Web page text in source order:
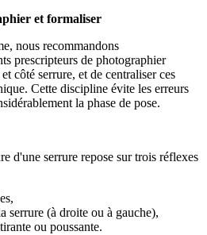
et formaliser
nous recommandons
prescripteurs de photographier
côté serrure, et de centraliser ces
Cette discipline évite les erreurs
la phase de pose.
d'une serrure repose sur trois réflexes
serrure (à droite ou à gauche),
ou poussante.